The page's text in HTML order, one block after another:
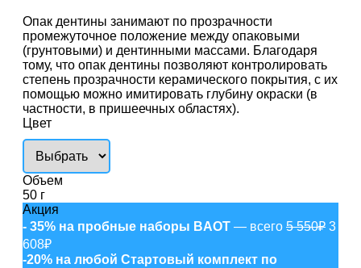
Опак дентины занимают по прозрачности
промежуточное положение между опаковыми
(грунтовыми) и дентинными массами. Благодаря
тому, что опак дентины позволяют контролировать
степень прозрачности керамического покрытия, с их
помощью можно имитировать глубину окраски (в
частности, в пришеечных областях).
Цвет
Объем
50 г
Акция
- 35% на пробные наборы BAOT — всего 5 550₽ 3
608₽
-20% на любой Стартовый комплект по